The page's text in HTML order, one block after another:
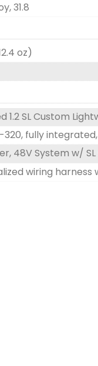
31.8
oz)
1.2 SL Custom
320, fully
48V System w/
wiring